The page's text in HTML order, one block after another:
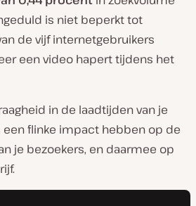
is niet beperkt tot
de vijf internetgebruikers
een video hapert tijdens het
in de laadtijden van je
een flinke impact hebben op de
je bezoekers, en daarmee op